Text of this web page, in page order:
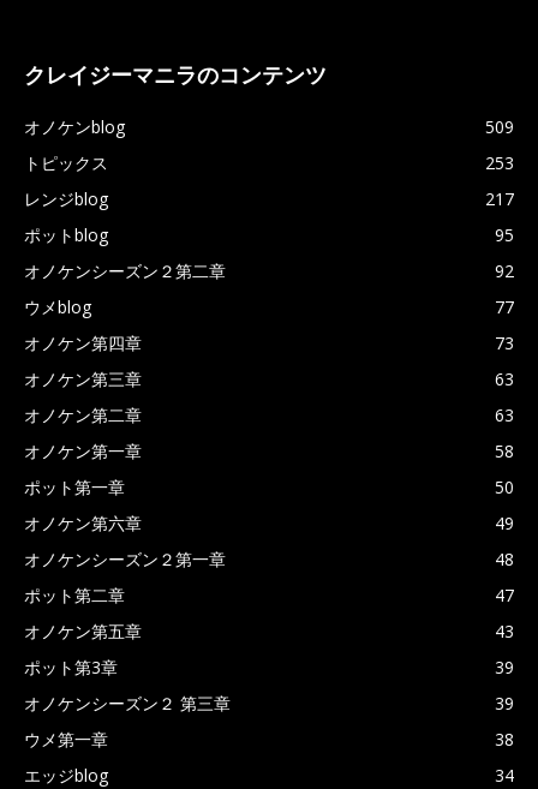
クレイジーマニラのコンテンツ
オノケンblog
509
トピックス
253
レンジblog
217
ポットblog
95
オノケンシーズン２第二章
92
ウメblog
77
オノケン第四章
73
オノケン第三章
63
オノケン第二章
63
オノケン第一章
58
ポット第一章
50
オノケン第六章
49
オノケンシーズン２第一章
48
ポット第二章
47
オノケン第五章
43
ポット第3章
39
オノケンシーズン２ 第三章
39
ウメ第一章
38
エッジblog
34